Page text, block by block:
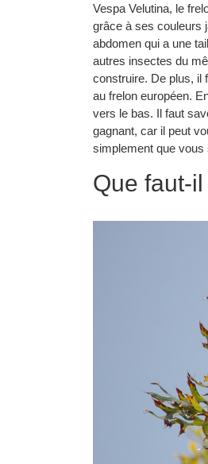
Vespa Velutina, le
grâce à ses couleurs
abdomen qui a une
autres insectes du
construire. De plus, il
au frelon européen.
vers le bas. Il faut
gagnant, car il peut
simplement que
Que faut-